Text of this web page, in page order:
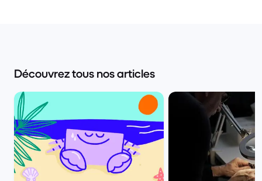
Découvrez tous nos articles